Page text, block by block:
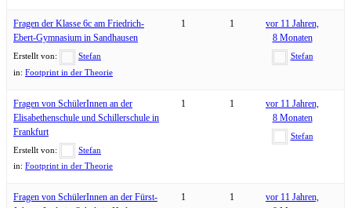
Fragen der Klasse 6c am Friedrich-
Ebert-Gymnasium in Sandhausen
Erstellt von:
Stefan
in: Footprint in der Theorie
1 1
vor 11 Jahren,
8 Monaten
Stefan
Fragen von SchülerInnen an der
Elisabethenschule und Schillerschule in
Frankfurt
Erstellt von:
Stefan
in: Footprint in der Theorie
1 1
vor 11 Jahren,
8 Monaten
Stefan
Fragen von SchülerInnen an der Fürst-
1 1
vor 11 Jahren,